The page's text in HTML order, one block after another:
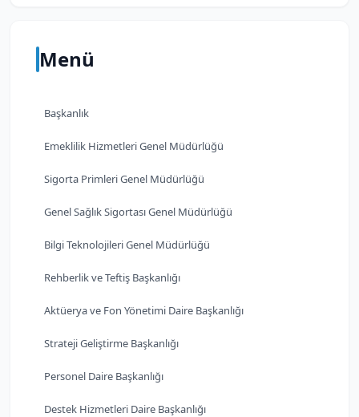
Menü
Başkanlık
Emeklilik Hizmetleri Genel Müdürlüğü
Sigorta Primleri Genel Müdürlüğü
Genel Sağlık Sigortası Genel Müdürlüğü
Bilgi Teknolojileri Genel Müdürlüğü
Rehberlik ve Teftiş Başkanlığı
Aktüerya ve Fon Yönetimi Daire Başkanlığı
Strateji Geliştirme Başkanlığı
Personel Daire Başkanlığı
Destek Hizmetleri Daire Başkanlığı